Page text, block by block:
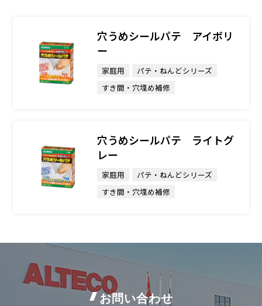
穴うめシールパテ アイボリ
ー
家庭用
パテ・ねんどシリーズ
すき間・穴埋め補修
穴うめシールパテ ライトグ
レー
家庭用
パテ・ねんどシリーズ
すき間・穴埋め補修
お問い合わせ